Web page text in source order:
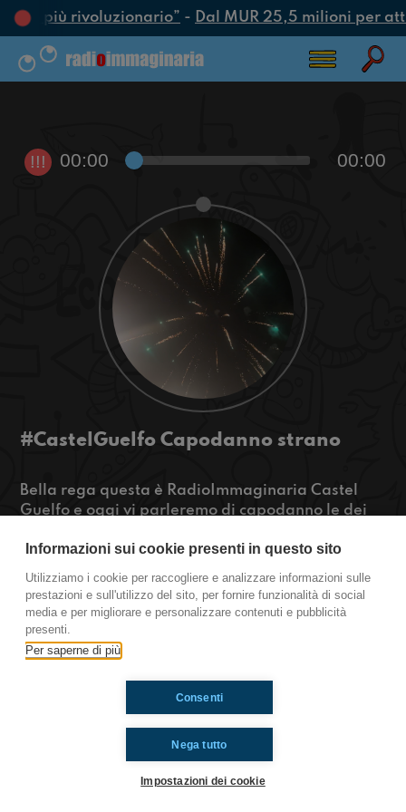
più rivoluzionario”- Dal MUR 25,5 milioni per
!!! 00:00 00:00
#CastelGuelfo Capodanno strano
Bella rega questa è RadioImmaginaria Castel
Guelfo e oggi vi parleremo di capodanno le dei
moda e anche delle nostre fissazioni stranissime.
Se volete saperne di più ascoltateci!
https://www.radioimmaginaria.it
Castel Guelfo
Ti è piaciuto? Condividilo!
Informazioni sui cookie presenti in questo sito
Utilizziamo i cookie per raccogliere e analizzare informazioni sulle
prestazioni e sull'utilizzo del sito, per fornire funzionalità di social
media e per migliorare e personalizzare contenuti e pubblicità
presenti.
Per saperne di più
Nega tutto
Consenti
Impostazioni dei cookie